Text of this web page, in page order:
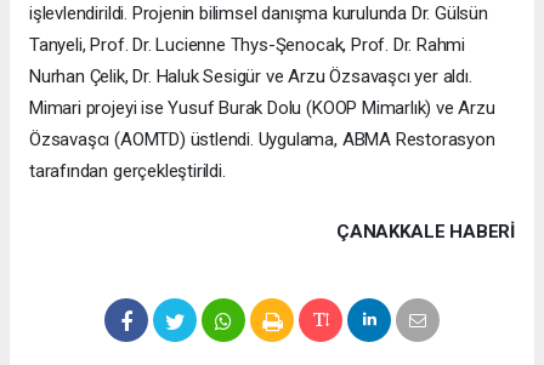
işlevlendirildi. Projenin bilimsel danışma kurulunda Dr. Gülsün
Tanyeli, Prof. Dr. Lucienne Thys-Şenocak, Prof. Dr. Rahmi
Nurhan Çelik, Dr. Haluk Sesigür ve Arzu Özsavaşcı yer aldı.
Mimari projeyi ise Yusuf Burak Dolu (KOOP Mimarlık) ve Arzu
Özsavaşcı (AOMTD) üstlendi. Uygulama, ABMA Restorasyon
tarafından gerçekleştirildi.
ÇANAKKALE HABERİ